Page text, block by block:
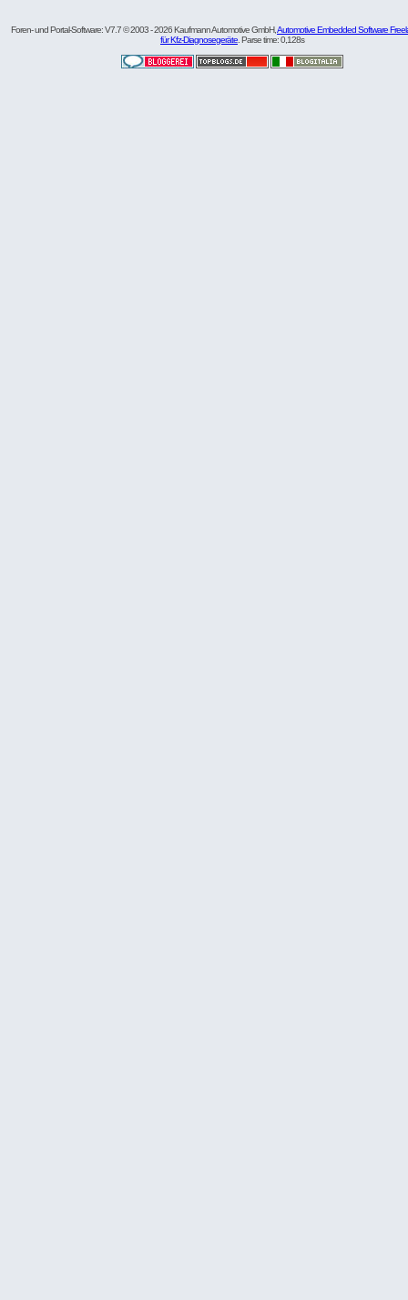
Foren- und Portal-Software: V7.7 © 2003 - 2026 Kaufmann Automotive GmbH,Automotive Embedded Software
für Kfz-Diagnosegeräte . Parse time: 0,128s